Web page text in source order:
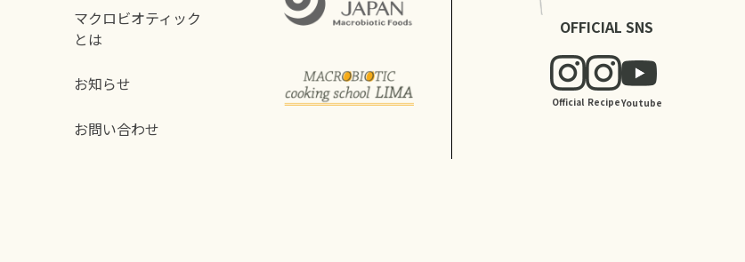
マクロビオティック
とは
お知らせ
お問い合わせ
OFFICIAL SNS
Official RecipeYoutube